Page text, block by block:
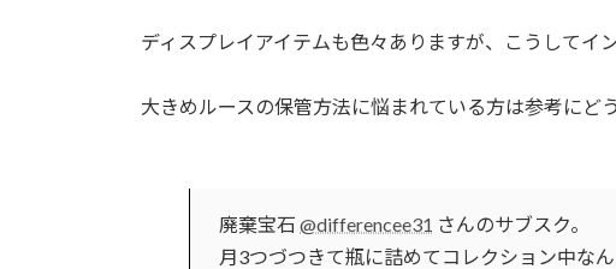
ディスプレイアイテムも色々ありますが、こうしてイ
大きめルースの保管方法に悩まれている方は参考にど
廃棄宝石 @differencee31 さんのサブスク。
月3つづつきて瓶に詰めてコレクション中な